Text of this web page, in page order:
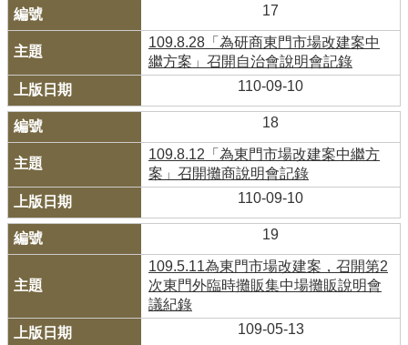
17
109.8.28「為研商東門市場改建案中
繼方案」召開自治會說明會記錄
110-09-10
18
109.8.12「為東門市場改建案中繼方
案」召開攤商說明會記錄
110-09-10
19
109.5.11為東門市場改建案，召開第2
次東門外臨時攤販集中場攤販說明會
議紀錄
109-05-13